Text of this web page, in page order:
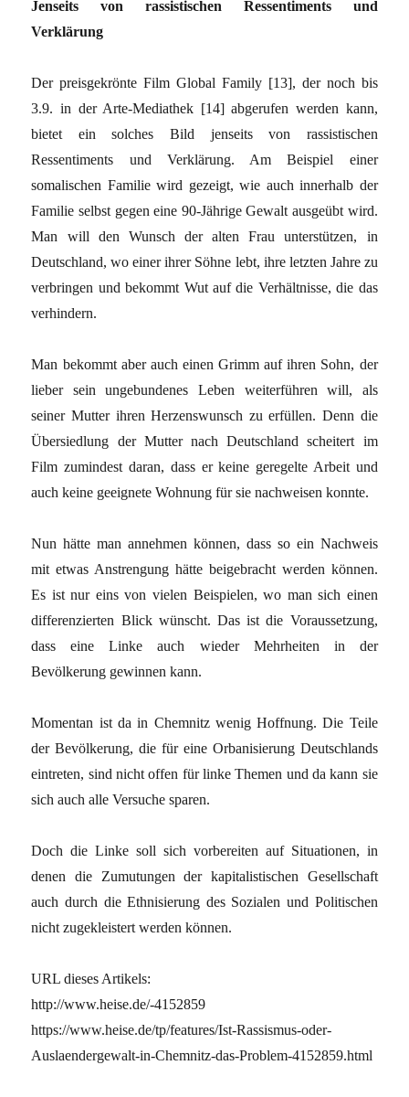
Jenseits von rassistischen Ressentiments und
Verklärung
Der preisgekrönte Film Global Family [13], der noch bis
3.9. in der Arte-Mediathek [14] abgerufen werden kann,
bietet ein solches Bild jenseits von rassistischen
Ressentiments und Verklärung. Am Beispiel einer
somalischen Familie wird gezeigt, wie auch innerhalb der
Familie selbst gegen eine 90-Jährige Gewalt ausgeübt wird.
Man will den Wunsch der alten Frau unterstützen, in
Deutschland, wo einer ihrer Söhne lebt, ihre letzten Jahre zu
verbringen und bekommt Wut auf die Verhältnisse, die das
verhindern.
Man bekommt aber auch einen Grimm auf ihren Sohn, der
lieber sein ungebundenes Leben weiterführen will, als
seiner Mutter ihren Herzenswunsch zu erfüllen. Denn die
Übersiedlung der Mutter nach Deutschland scheitert im
Film zumindest daran, dass er keine geregelte Arbeit und
auch keine geeignete Wohnung für sie nachweisen konnte.
Nun hätte man annehmen können, dass so ein Nachweis
mit etwas Anstrengung hätte beigebracht werden können.
Es ist nur eins von vielen Beispielen, wo man sich einen
differenzierten Blick wünscht. Das ist die Voraussetzung,
dass eine Linke auch wieder Mehrheiten in der
Bevölkerung gewinnen kann.
Momentan ist da in Chemnitz wenig Hoffnung. Die Teile
der Bevölkerung, die für eine Orbanisierung Deutschlands
eintreten, sind nicht offen für linke Themen und da kann sie
sich auch alle Versuche sparen.
Doch die Linke soll sich vorbereiten auf Situationen, in
denen die Zumutungen der kapitalistischen Gesellschaft
auch durch die Ethnisierung des Sozialen und Politischen
nicht zugekleistert werden können.
URL dieses Artikels:
http://www.heise.de/-4152859
https://www.heise.de/tp/features/Ist-Rassismus-oder-
Auslaendergewalt-in-Chemnitz-das-Problem-4152859.html